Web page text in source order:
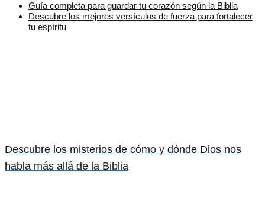
Guía completa para guardar tu corazón según la Biblia
Descubre los mejores versículos de fuerza para fortalecer
tu espíritu
Descubre los misterios de cómo y dónde Dios nos
habla más allá de la Biblia